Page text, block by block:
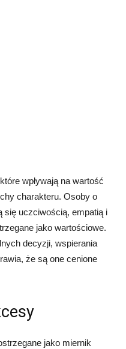
wpływają na wartość
charakteru. Osoby o
się uczciwością, empatią i
jako wartościowe.
decyzji, wspierania
że są one cenione
jako miernik